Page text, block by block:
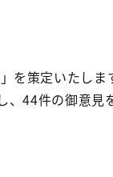
策定いたしま
、44件の御意見